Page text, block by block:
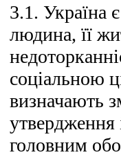
3.1. Україна
людина, її
соціальною
визначають
утвердження
головним